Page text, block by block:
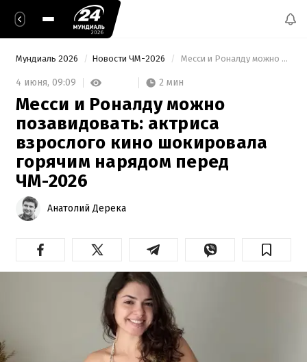
Мундиаль 2026 Новости ЧМ-2026 Месси и Роналду можно позавидовать: актриса взрослого кино шокировала горячим нарядом перед ЧМ-2026
4 июня, 09:09 2 мин
Месси и Роналду можно
позавидовать: актриса
взрослого кино шокировала
горячим нарядом перед
ЧМ-2026
Анатолий Дерека